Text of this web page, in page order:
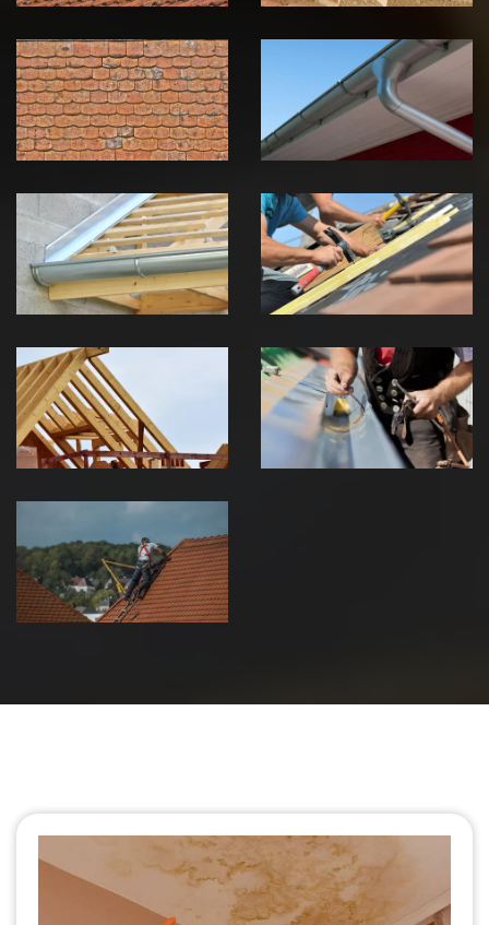
démoussage de
toiture 39
Jura
pose de
gouttière 39
Jura
Pose de
Chéneau 39
Jura
Réparation de
toiture 39
Jura
Traitement de
charpente 39
Jura
Travaux de
zinguerie 39
Jura
Urgence fuite
de toiture 39
Jura